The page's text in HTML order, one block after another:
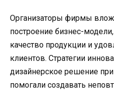
Организаторы фирмы
построение бизнес-
качество продукции и
клиентов. Стратегии
дизайнерское решение
помогали создавать